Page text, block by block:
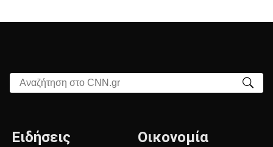
Αναζήτηση στο CNN.gr
Ειδήσεις Οικονομία